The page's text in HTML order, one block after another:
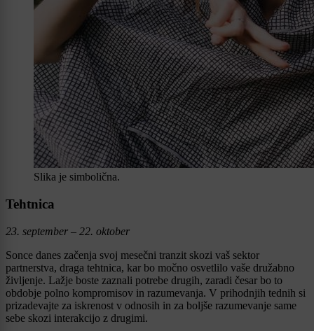
Slika je simbolična.
Tehtnica
23. september – 22. oktober
Sonce danes začenja svoj mesečni tranzit skozi vaš sektor
partnerstva, draga tehtnica, kar bo močno osvetlilo vaše družabno
življenje. Lažje boste zaznali potrebe drugih, zaradi česar bo to
obdobje polno kompromisov in razumevanja. V prihodnjih tednih si
prizadevajte za iskrenost v odnosih in za boljše razumevanje same
sebe skozi interakcijo z drugimi.